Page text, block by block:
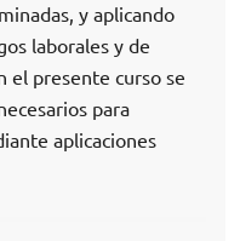
y aplicando
laborales y de
el presente curso se
para
aplicaciones